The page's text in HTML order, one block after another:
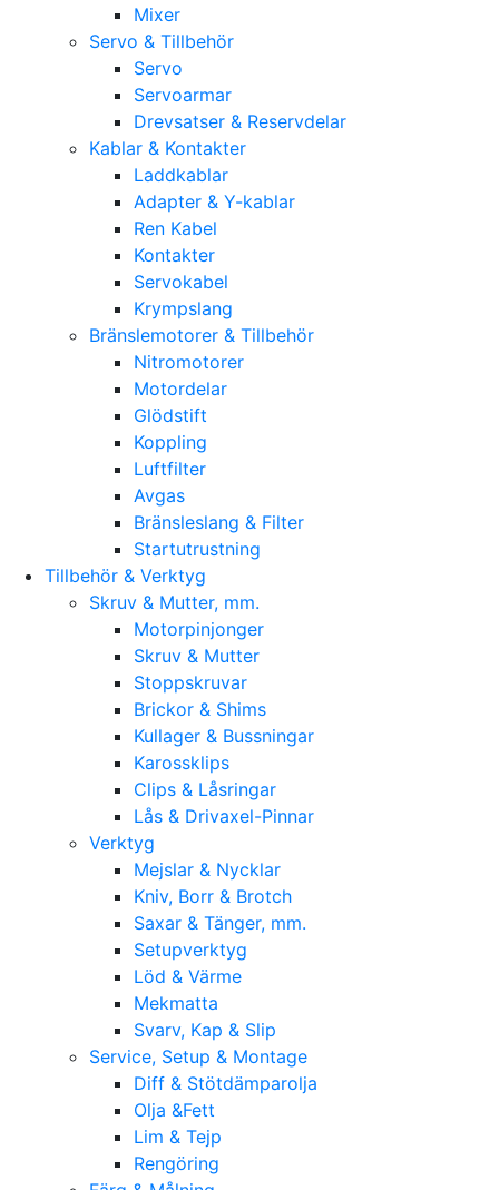
Mixer
Servo & Tillbehör
Servo
Servoarmar
Drevsatser & Reservdelar
Kablar & Kontakter
Laddkablar
Adapter & Y-kablar
Ren Kabel
Kontakter
Servokabel
Krympslang
Bränslemotorer & Tillbehör
Nitromotorer
Motordelar
Glödstift
Koppling
Luftfilter
Avgas
Bränsleslang & Filter
Startutrustning
Tillbehör & Verktyg
Skruv & Mutter, mm.
Motorpinjonger
Skruv & Mutter
Stoppskruvar
Brickor & Shims
Kullager & Bussningar
Karossklips
Clips & Låsringar
Lås & Drivaxel-Pinnar
Verktyg
Mejslar & Nycklar
Kniv, Borr & Brotch
Saxar & Tänger, mm.
Setupverktyg
Löd & Värme
Mekmatta
Svarv, Kap & Slip
Service, Setup & Montage
Diff & Stötdämparolja
Olja &Fett
Lim & Tejp
Rengöring